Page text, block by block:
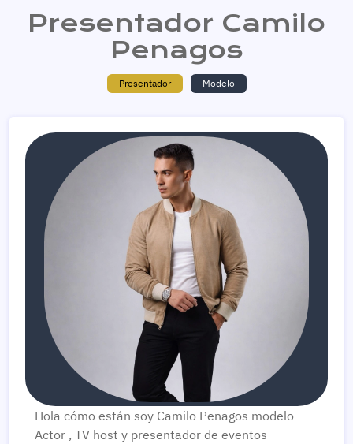
Presentador Camilo
Penagos
Presentador Modelo
Hola cómo están soy Camilo Penagos modelo
Actor , TV host y presentador de eventos